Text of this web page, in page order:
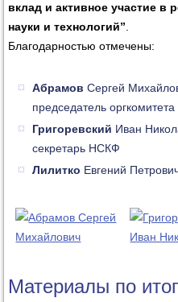
вклад и активное участие в
науки и технологий”
Благодарностью отмечены:
Абрамов Сергей
председатель
Григоревский Иван
секретарь НСКФ
Лилитко Евгений
Материалы по